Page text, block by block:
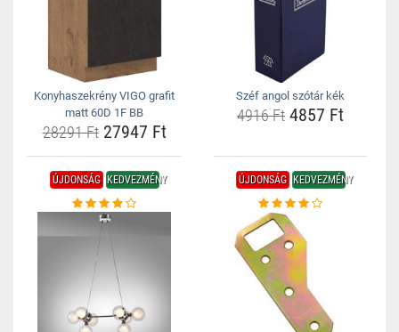
Konyhaszekrény VIGO grafit
matt 60D 1F BB
28291 Ft27947 Ft
Széf angol szótár kék
4916 Ft 4857 Ft
ÚJDONSÁG KEDVEZMÉNY ÚJDONSÁG KEDVEZMÉNY